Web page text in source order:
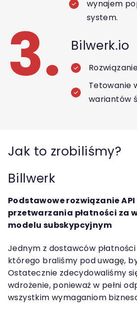
wynajem
system.
3. Bilwerk.io
Tetowanie
wariantów
Jak to zrobiliśmy?
Billwerk
Podstawowe rozwiązanie API
przetwarzania płatności za
modelu subskypcyjnym
Jednym z dostawców
którego braliśmy pod uwagę,
Ostatecznie zdecydowaliśmy
wdrożenie, ponieważ w pełni
wszystkim wymaganiom